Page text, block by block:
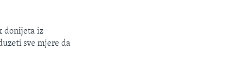
donijeta iz
sve mjere da